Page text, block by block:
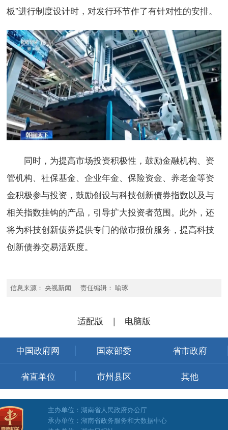
板”进行制度设计时，对发行环节作了有针对性的安排。
同时，为提高市场投资积极性，鼓励金融机构、资
管机构、社保基金、企业年金、保险资金、养老金等资
金积极参与投资，鼓励创设与科技创新债券指数以及与
相关指数挂钩的产品，引导扩大投资者范围。此外，还
将为科技创新债券提供专门的做市报价服务，提高科技
创新债券交易活跃度。
信息来源： 央视新闻 责任编辑： 喻琢
适配版 | 电脑版
中国政府网 国家部委 省市政府
省直单位 市州县区 其他
主办单位：湖南省人民政府办公厅
承办单位：湖南省政务服务和大数据中心